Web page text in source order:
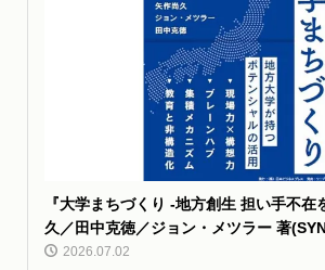
『大学まちづくり -地方創生 担い手不在
久／田中克徳／ジョン・メツラー 著
2026.07.02